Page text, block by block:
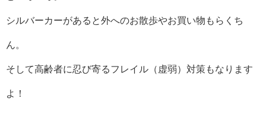
シルバーカーがあると外へのお散歩やお買い物もらくち
ん。
そして高齢者に忍び寄るフレイル（虚弱）対策もなります
よ！